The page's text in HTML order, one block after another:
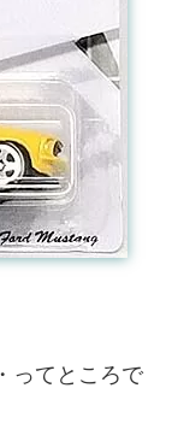
ってところで